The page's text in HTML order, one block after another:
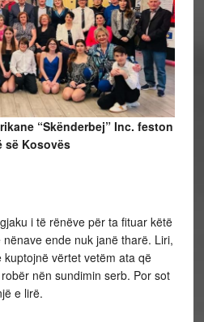
“Skënderbej” Inc. feston
së Kosovës
i të rënëve për ta fituar këtë
ende nuk janë tharë. Liri,
vërtet vetëm ata që
nën sundimin serb. Por sot
e lirë.